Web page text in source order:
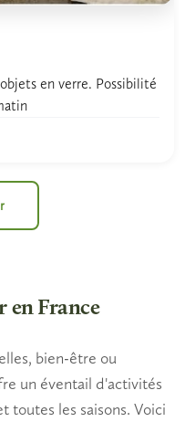
en verre. Possibilité
en France
bien-être ou
un éventail d'activités
toutes les saisons. Voici